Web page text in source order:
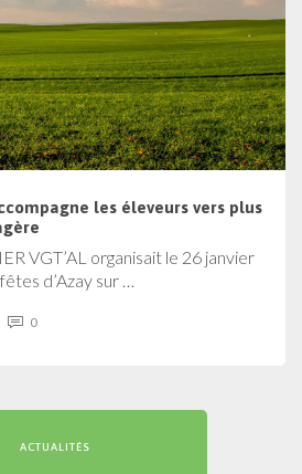
les éleveurs vers plus
VGT’AL organisait le 26 janvier
d’Azay sur …
0
ACTUALITÉS